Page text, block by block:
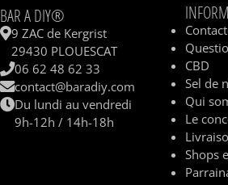
BAR A DIY®
9 ZAC de Kergrist
29430 PLOUESCAT
06 62 48 62 33
contact@baradiy.com
Du lundi au vendredi
9h-12h / 14h-18h
CBD
Sel de
Qui
Le
Shops